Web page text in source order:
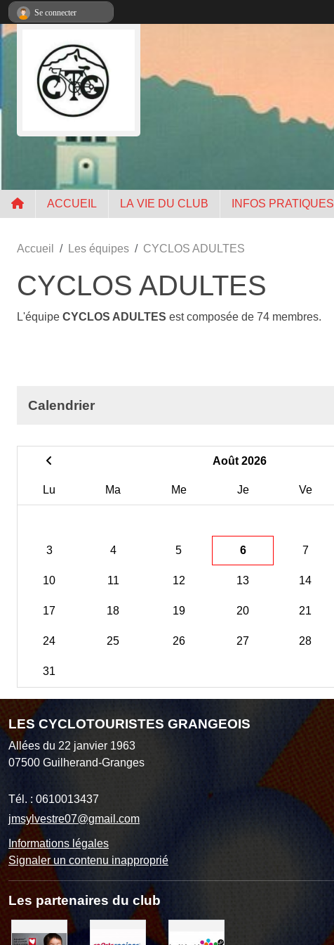
ACCUEIL LA VIE DU CLUB INFOS PRATIQUES
Accueil Les équipes CYCLOS ADULTES
CYCLOS ADULTES
L'équipe CYCLOS ADULTES est composée de 74 membres.
Calendrier
Août 2026
Lu Ma Me Je Ve
3 4 5 6 7
10 11 12 13 14
17 18 19 20 21
24 25 26 27 28
31
LES CYCLOTOURISTES GRANGEOIS
Allées du 22 janvier 1963
07500 Guilherand-Granges
Tél. : 0610013437
jmsylvestre07@gmail.com
Informations légales
Signaler un contenu inapproprié
Les partenaires du club
Se connecter
Panneau de gestion des cookies